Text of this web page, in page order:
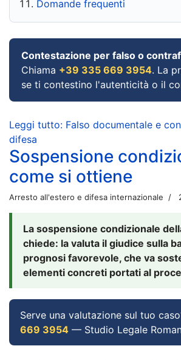
Domande frequenti
Contestazione per falso o
Chiama +39 335 669 3954. La
se ti contestino l'autenticità o il
Leggi tutto: Falso documentale e
difesa
Sospensione
come si ottiene
Arresto all'estero e difesa internazionale
La sospensione condizionale
chiede: la valuta il giudice sulla
prognosi favorevole, che va
elementi concreti portati al
Serve una valutazione sul tuo
669 3954 — Studio Legale